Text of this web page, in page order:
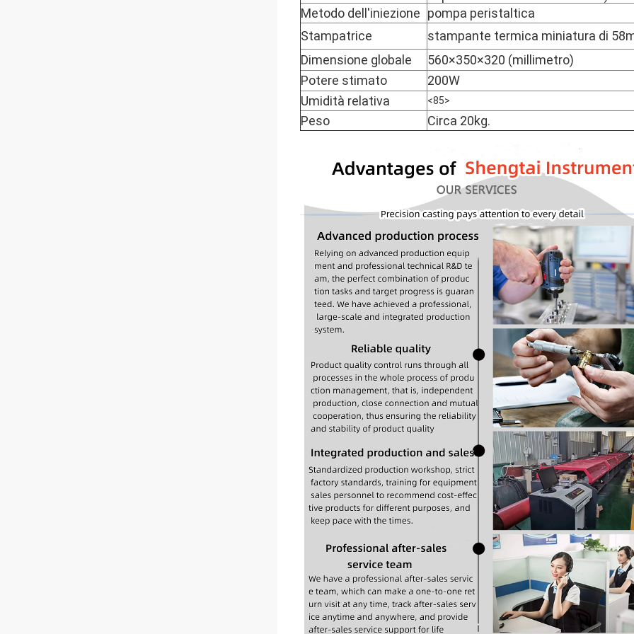
Metodo dell'iniezione pompa peristaltica
Stampatrice
stampante termica miniatura di
Dimensione globale
560×350×320 (millimetro)
Potere stimato
200W
Umidità relativa
<85>
Peso Circa 20kg.